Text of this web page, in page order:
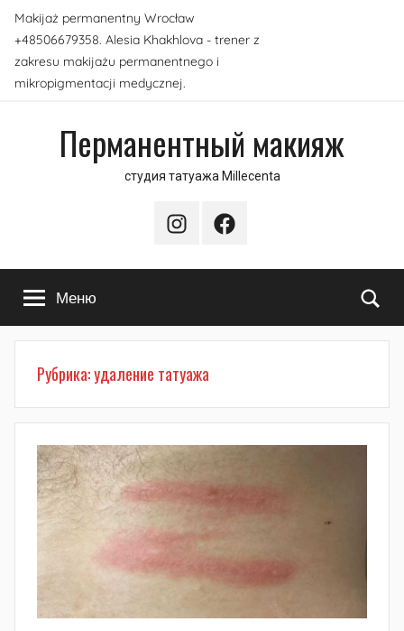
Перейти
содержимому
Makijaż permanentny Wrocław
+48506679358. Alesia Khakhlova - trener z
zakresu makijażu permanentnego i
mikropigmentacji medycznej.
Перманентный макияж
студия татуажа Millecenta
InstagramFacebook
Меню
Рубрика:удаление татуажа